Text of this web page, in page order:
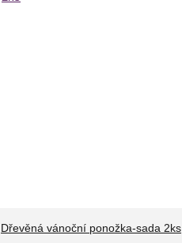
Dřevěná vánoční ponožka-sada 2ks